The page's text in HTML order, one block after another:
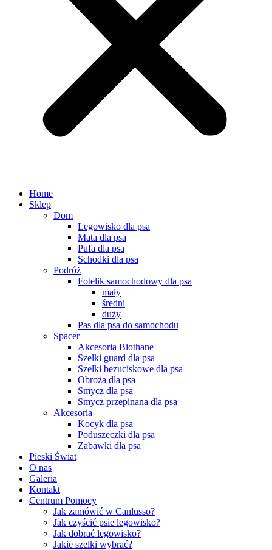
Home
Sklep
Dom
Legowisko dla psa
Mata dla psa
Pufa dla psa
Schodki dla psa
Podróż
Fotelik samochodowy dla psa
mały
średni
duży
Pas dla psa do samochodu
Spacer
Akcesoria Biothane
Szelki guard dla psa
Szelki bezuciskowe dla psa
Obroża dla psa
Smycz dla psa
Smycz przepinana dla psa
Akcesoria
Kocyk dla psa
Poduszeczki dla psa
Zabawki dla psa
Pieski Świat
O nas
Galeria
Kontakt
Centrum Pomocy
Jak zamówić w Canlusso?
Jak czyścić psie legowisko?
Jak dobrać legowisko?
Jakie szelki wybrać?